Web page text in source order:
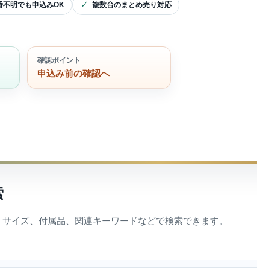
不明でも申込みOK 複数台のまとめ売り対応
確認ポイント
申込み前の確認へ
イズ、付属品、関連キーワードなどで検索できます。